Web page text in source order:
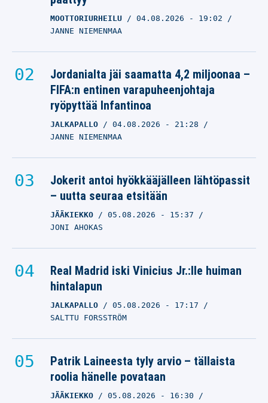
MOOTTORIURHEILU 04.08.2026 - 19:02
JANNE NIEMENMAA
Jordanialta jäi saamatta 4,2 miljoonaa –
FIFA:n entinen varapuheenjohtaja
ryöpyttää Infantinoa
JALKAPALLO 04.08.2026 - 21:28
JANNE NIEMENMAA
Jokerit antoi hyökkääjälleen lähtöpassit
– uutta seuraa etsitään
JÄÄKIEKKO 05.08.2026 - 15:37
JONI AHOKAS
Real Madrid iski Vinicius Jr.:lle huiman
hintalapun
JALKAPALLO 05.08.2026 - 17:17
SALTTU FORSSTRÖM
Patrik Laineesta tyly arvio – tällaista
roolia hänelle povataan
JÄÄKIEKKO 05.08.2026 - 16:30